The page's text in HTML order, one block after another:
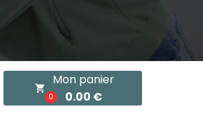
local_grocery_store
0
Mon panier
0.00 €